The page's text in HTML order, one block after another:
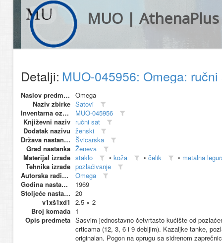
MUO | AthenaPlus
Detalji: MUO-045956: Omega:
Naslov predmeta
Omega
Naziv zbirke Satovi
Inventarna oznaka
MUO-045956
Književni naziv ručni sat
Dodatak nazivu ženski
Država nastanka Švicarska
Grad nastanka Ženeva
Materijal izrade staklo • koža • čelik • metalna
Tehnika izrade pozlaćivanje
Autorska radionica (proizvođač)
Omega
Godina nastanka
1969
Stoljeće nastanka 20
v1xš1xd1
2.5 × 2
Broj komada 1
Opis predmeta Sasvim jednostavno četvrtasto kućište od
crticama (12, 3, 6 i 9 debljim). Kazaljke tanke,
originalan. Pogon na oprugu sa sidrenom